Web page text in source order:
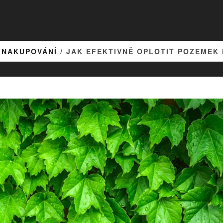
NAKUPOVÁNÍ / JAK EFEKTIVNĚ OPLOTIT POZEMEK